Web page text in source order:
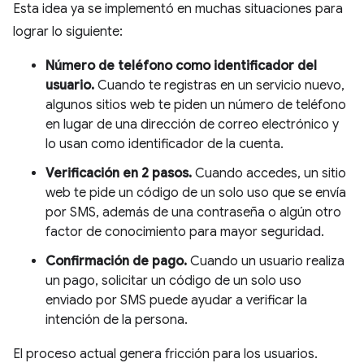
Esta idea ya se implementó en muchas situaciones para
lograr lo siguiente:
Número de teléfono como identificador del
usuario. Cuando te registras en un servicio nuevo,
algunos sitios web te piden un número de teléfono
en lugar de una dirección de correo electrónico y
lo usan como identificador de la cuenta.
Verificación en 2 pasos. Cuando accedes, un sitio
web te pide un código de un solo uso que se envía
por SMS, además de una contraseña o algún otro
factor de conocimiento para mayor seguridad.
Confirmación de pago. Cuando un usuario realiza
un pago, solicitar un código de un solo uso
enviado por SMS puede ayudar a verificar la
intención de la persona.
El proceso actual genera fricción para los usuarios.